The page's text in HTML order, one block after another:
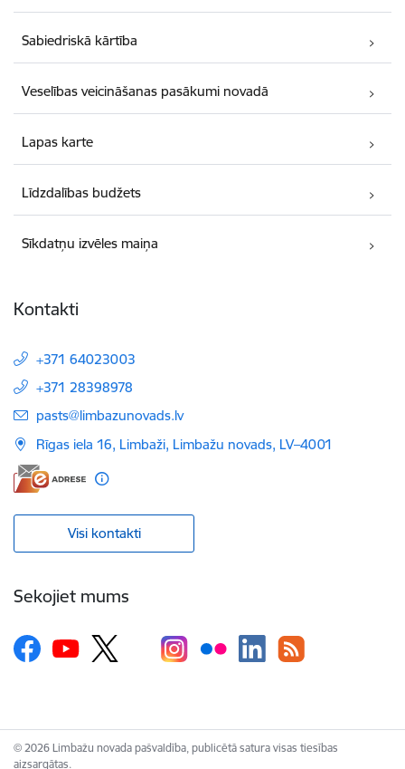
Sabiedriskā kārtība
Veselības veicināšanas pasākumi novadā
Lapas karte
Līdzdalības budžets
Sīkdatņu izvēles maiņa
Kontakti
+371 64023003
+371 28398978
E-pasts:
pasts@limbazunovads.lv
Rīgas iela 16, Limbaži, Limbažu novads, LV–4001
Visi kontakti
Sekojiet mums
© 2026 Limbažu novada pašvaldība, publicētā satura visas tiesības
aizsargātas.